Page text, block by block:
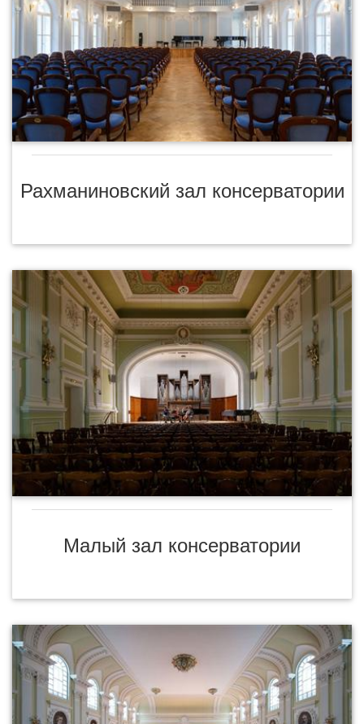
Рахманиновский зал консерватории
Малый зал консерватории